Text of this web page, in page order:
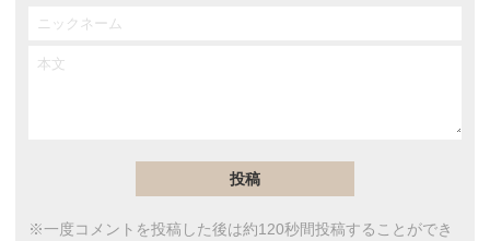
※一度コメントを投稿した後は約120秒間投稿することができ